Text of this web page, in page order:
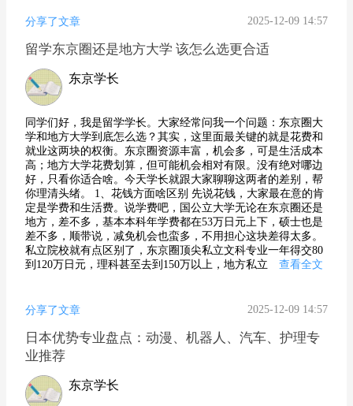
分享了文章 2025-12-09 14:57
留学东京圈还是地方大学 该怎么选更合适
东京学长
同学们好，我是留学学长。大家经常问我一个问题：东京圈大
学和地方大学到底怎么选？其实，这里面最关键的就是花费和
就业这两块的权衡。东京圈资源丰富，机会多，可是生活成本
高；地方大学花费划算，但可能机会相对有限。没有绝对哪边
好，只看你适合啥。今天学长就跟大家聊聊这两者的差别，帮
你理清头绪。 1、花钱方面啥区别 先说花钱，大家最在意的肯
定是学费和生活费。说学费吧，国公立大学无论在东京圈还是
地方，差不多，基本本科年学费都在53万日元上下，硕士也是
差不多，顺带说，减免机会也蛮多，不用担心这块差得太多。
私立院校就有点区别了，东京圈顶尖私立文科专业一年得交80
到120万日元，理科甚至去到150万以上，地方私立
查看全文
分享了文章 2025-12-09 14:57
日本优势专业盘点：动漫、机器人、汽车、护理专
业推荐
东京学长